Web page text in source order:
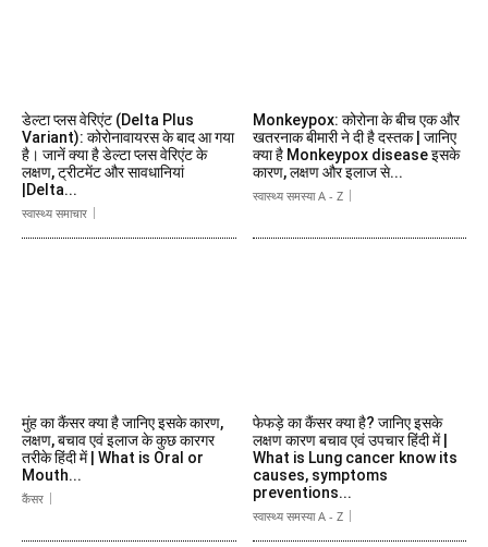
डेल्टा प्लस वेरिएंट (Delta Plus
Variant): कोरोनावायरस के बाद आ गया
है। जानें क्या है डेल्टा प्लस वेरिएंट के
लक्षण, ट्रीटमेंट और सावधानियां
|Delta...
स्वास्थ्य समाचार
Monkeypox: कोरोना के बीच एक और
खतरनाक बीमारी ने दी है दस्तक | जानिए
क्या है Monkeypox disease इसके
कारण, लक्षण और इलाज से...
स्वास्थ्य समस्या A - Z
मुंह का कैंसर क्या है जानिए इसके कारण,
लक्षण, बचाव एवं इलाज के कुछ कारगर
तरीके हिंदी में | What is Oral or
Mouth...
कैंसर
फेफड़े का कैंसर क्या है? जानिए इसके
लक्षण कारण बचाव एवं उपचार हिंदी में |
What is Lung cancer know its
causes, symptoms
preventions...
स्वास्थ्य समस्या A - Z